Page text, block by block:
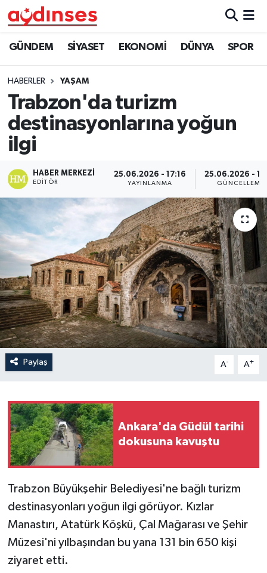
GÜNDEM SİYASET EKONOMİ DÜNYA SPOR
HABERLER YAŞAM
Trabzon'da turizm
destinasyonlarına yoğun
ilgi
HABER MERKEZI
EDITÖR
25.06.2026 - 17:16
YAYINLANMA
25.06.2026 -
GÜNCELLEME
Paylaş A- A+
Ankara'da Güdül tarihi
dokusuna kavuştu
Trabzon Büyükşehir Belediyesi'ne bağlı turizm
destinasyonları yoğun ilgi görüyor. Kızlar
Manastırı, Atatürk Köşkü, Çal Mağarası ve Şehir
Müzesi'ni yılbaşından bu yana 131 bin 650 kişi
ziyaret etti.
GÜNDEM
SİYASET
EKONOMİ
DÜNYA
MAGAZİN
YAŞAM
Nöbetçi Eczaneler
Hava Durumu
Aydin Namaz Vakitleri
Trafik Durumu
Süper Lig Puan Durumu ve Fikstür
Tüm Manşetler
Son Dakika Haberleri
Haber Arşivi